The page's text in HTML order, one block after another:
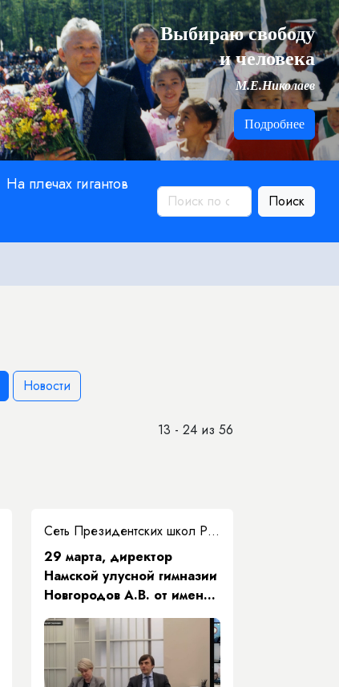
Выбираю свободу
и человека
М.Е.Николаев
Подробнее
На плечах гигантов
Поиск
Новости
13 - 24 из 56
Сеть Президентских школ РС(Я)
29 марта, директор
Намской улусной гимназии
Новгородов А.В. от имени
Республики Саха (Якутия)
принял участие во
всероссийском ВКС